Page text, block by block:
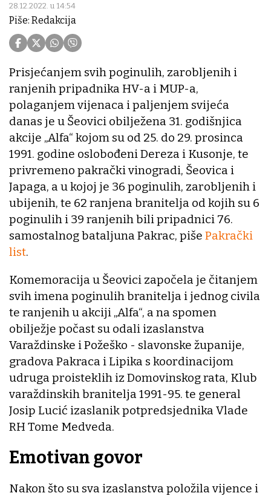
28.12.2022. u 14:54
Piše: Redakcija
Prisjećanjem svih poginulih, zarobljenih i
ranjenih pripadnika HV-a i MUP-a,
polaganjem vijenaca i paljenjem svijeća
danas je u Šeovici obilježena 31. godišnjica
akcije „Alfa“ kojom su od 25. do 29. prosinca
1991. godine oslobođeni Dereza i Kusonje, te
privremeno pakrački vinogradi, Šeovica i
Japaga, a u kojoj je 36 poginulih, zarobljenih i
ubijenih, te 62 ranjena branitelja od kojih su 6
poginulih i 39 ranjenih bili pripadnici 76.
samostalnog bataljuna Pakrac, piše Pakrački
list.
Komemoracija u Šeovici započela je čitanjem
svih imena poginulih branitelja i jednog civila
te ranjenih u akciji „Alfa“, a na spomen
obilježje počast su odali izaslanstva
Varaždinske i Požeško - slavonske županije,
gradova Pakraca i Lipika s koordinacijom
udruga proisteklih iz Domovinskog rata, Klub
varaždinskih branitelja 1991-95. te general
Josip Lucić izaslanik potpredsjednika Vlade
RH Tome Medveda.
Emotivan govor
Nakon što su sva izaslanstva položila vijence i